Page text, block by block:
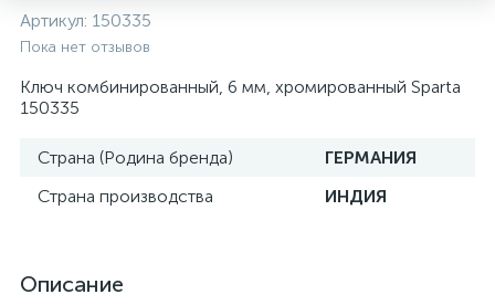
Артикул: 150335
Пока нет отзывов
Ключ комбинированный, 6 мм, хромированный Sparta
150335
Страна (Родина бренда)
ГЕРМАНИЯ
Страна производства
ИНДИЯ
Описание